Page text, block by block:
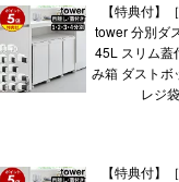
【特典付】
tower 分別ダ
45L スリム蓋
み箱 ダストボ
レジ
【特典付】